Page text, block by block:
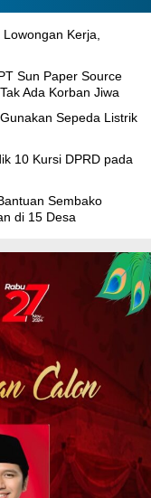
Kerja,
Sun Paper Source
Ada Korban Jiwa
Sepeda Listrik
10 Kursi DPRD pada
Sembako
di 15 Desa